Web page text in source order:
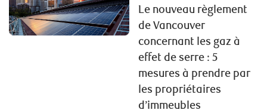
Le nouveau règlement
de Vancouver
concernant les gaz à
effet de serre : 5
mesures à prendre par
les propriétaires
d’immeubles